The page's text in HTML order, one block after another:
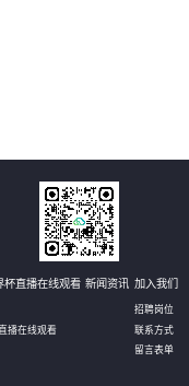
杯直播在线观看
播在线观看
新闻资讯 加入我们
招聘岗位
联系方式
留言表单